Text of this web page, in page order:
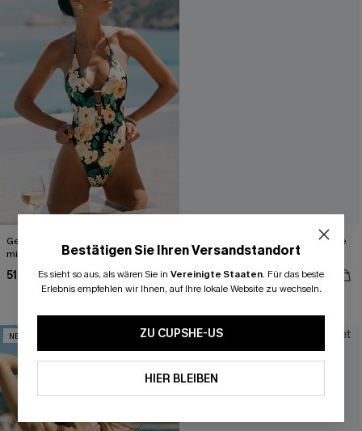
Geblümter Neckholder-Badeanzug
mit tiefem Ausschnitt
51,00 €
Geblümtes High-Waist Abnehmbare
Träger Bikini-Set
51,00 €
NEU NEU
Bestätigen Sie Ihren Versandstandort
Es sieht so aus, als wären Sie in Vereinigte Staaten. Für das beste
Erlebnis empfehlen wir Ihnen, auf Ihre lokale Website zu wechseln.
ZU CUPSHE-US
HIER BLEIBEN